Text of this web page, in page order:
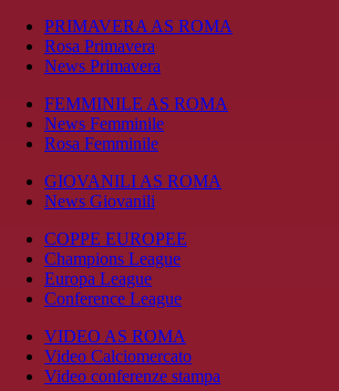
PRIMAVERA AS ROMA
Rosa Primavera
News Primavera
FEMMINILE AS ROMA
News Femminile
Rosa Femminile
GIOVANILI AS ROMA
News Giovanili
COPPE EUROPEE
Champions League
Europa League
Conference League
VIDEO AS ROMA
Video Calciomercato
Video conferenze stampa